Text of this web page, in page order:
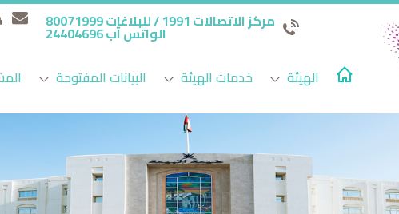
مركز الاتصالات 1991 / للبلاغات 80071999
الواتس آب 24404696
الهيئة
خدمات الهيئة البيانات المفتوحة